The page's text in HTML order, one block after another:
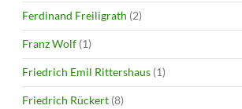
Ferdinand Freiligrath (2)
Franz Wolf (1)
Friedrich Emil Rittershaus (1)
Friedrich Rückert (8)